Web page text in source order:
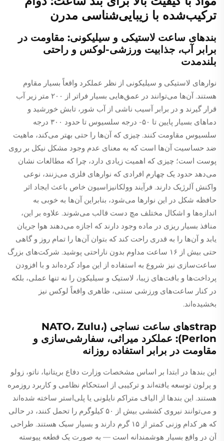
ترکیب‌شده با زیبایی‌شناسی مدرن
بندهای ساعت لاستیکی و سیلیکونی: مقاومت در
برابر آب، جذابیت ورزشی-لوکس و راحتی
بلندمدت
نوارهای لاستیکی و سیلیکونی از نظر عملکرد واقعاً بسیار مقاوم
هستند. آن‌ها می‌توانند در عمق‌هایی بسیار فراتر از ۲۰۰ متر زیر آب
قرار گیرند و در برابر آسیب ناشی از آب شور، تابش خورشید و
دماهای بسیار پایین تا ۵۰- درجه سلسیوس تا حدود ۳۰۰ درجه
سلسیوس مقاومت کنند. چیزی که آن‌ها را حتی بهتر می‌کند، ماهیت
ضد حساسیت آن‌ها است که به معنای عدم وجود مشکل نیکل بر روی
پوست است؛ چیزی که اهمیت زیادی دارد، چرا که مطالعات نشان
می‌دهد حدود یک چهارم افرادی که نوارهای فلزی می‌زنند، نوعی
واکنش آلرژیک دارند. فرآیند وولکانیزاسیون خاص باعث ایجاد اثر
حافظه شکل در این نوارها می‌شود، بنابراین آن‌ها به خوبی به
اندازه‌ها و اشکال مختلف مچ دست قالب می‌شوند. علاوه بر این،
منافذ بسیار ریزی در ماده وجود دارند که اجازه می‌دهند هوا جریان
یابد و آن‌ها را به قدری راحت کند که بتوان آن‌ها را تمام روز و گاهی
حتی بیش از ۱۶ ساعت مداوم بدون ناراحتی پوشید. شرکت‌های بزرگ
ساعت‌سازی نیز شروع به استفاده از این مواد کرده‌اند و با افزودن
پرداخت‌ها و بافت‌های زیبا، لاستیک و سیلیکون را نه تنها عملی، بلکه
در کنار ساعت‌های ورزشی سنتی، ظاهری واقعاً لوکس نیز
بخشیده‌اند.
strap‌های ساعت نساجی (NATO، Zulu،
Perlon): عملکرد میراثی، سفارشی‌سازی و
مقاومت در برابر استفاده روزانه
این بند‌ها در ابتدا بر اساس مشخصات وزارت دفاع بریتانیا، ناتو، زولو
و پرلون توسعه یافته‌اند و ترکیبی از استحکام نظامی و کاربرد روزمره
هستند. این بند‌ها از الیاف متراکم نایلونی یا پلی‌استر ساخته شده‌اند
و می‌توانند نیروی کششی بیش از ۵۰ کیلوگرم را تحمل کنند، در حالی
که هر کدام وزنی کمتر از ۱۵ گرم دارند و بسیار سبک هستند. طراحی
آن در واقع بسیار هوشمندانه است — به صورت یک قطعه پیوسته